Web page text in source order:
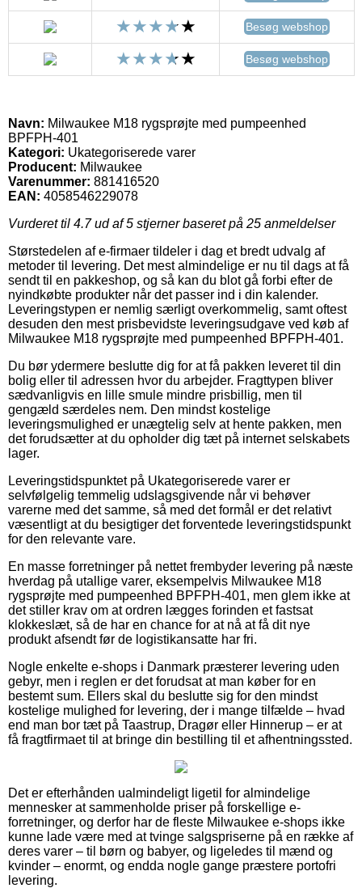
Besøg webshop
Besøg webshop
Navn: Milwaukee M18 rygsprøjte med pumpeenhed
BPFPH-401
Kategori: Ukategoriserede varer
Producent: Milwaukee
Varenummer: 881416520
EAN: 4058546229078
Vurderet til 4.7ud af 5 stjerner baseret på 25 anmeldelser
Størstedelen af e-firmaer tildeler i dag et bredt udvalg af
metoder til levering. Det mest almindelige er nu til dags at få
sendt til en pakkeshop, og så kan du blot gå forbi efter de
nyindkøbte produkter når det passer ind i din kalender.
Leveringstypen er nemlig særligt overkommelig, samt oftest
desuden den mest prisbevidste leveringsudgave ved køb af
Milwaukee M18 rygsprøjte med pumpeenhed BPFPH-401.
Du bør ydermere beslutte dig for at få pakken leveret til din
bolig eller til adressen hvor du arbejder. Fragttypen bliver
sædvanligvis en lille smule mindre prisbillig, men til
gengæld særdeles nem. Den mindst kostelige
leveringsmulighed er unægtelig selv at hente pakken, men
det forudsætter at du opholder dig tæt på internet selskabets
lager.
Leveringstidspunktet på Ukategoriserede varer er
selvfølgelig temmelig udslagsgivende når vi behøver
varerne med det samme, så med det formål er det relativt
væsentligt at du besigtiger det forventede leveringstidspunkt
for den relevante vare.
En masse forretninger på nettet frembyder levering på næste
hverdag på utallige varer, eksempelvis Milwaukee M18
rygsprøjte med pumpeenhed BPFPH-401, men glem ikke at
det stiller krav om at ordren lægges forinden et fastsat
klokkeslæt, så de har en chance for at nå at få dit nye
produkt afsendt før de logistikansatte har fri.
Nogle enkelte e-shops i Danmark præsterer levering uden
gebyr, men i reglen er det forudsat at man køber for en
bestemt sum. Ellers skal du beslutte sig for den mindst
kostelige mulighed for levering, der i mange tilfælde – hvad
end man bor tæt på Taastrup, Dragør eller Hinnerup – er at
få fragtfirmaet til at bringe din bestilling til et afhentningssted.
Det er efterhånden ualmindeligt ligetil for almindelige
mennesker at sammenholde priser på forskellige e-
forretninger, og derfor har de fleste Milwaukee e-shops ikke
kunne lade være med at tvinge salgspriserne på en række af
deres varer – til børn og babyer, og ligeledes til mænd og
kvinder – enormt, og endda nogle gange præstere portofri
levering.